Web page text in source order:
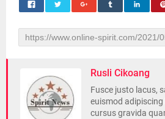
Rusli Cikoang
Fusce justo lacus,
euismod
cursus gravida